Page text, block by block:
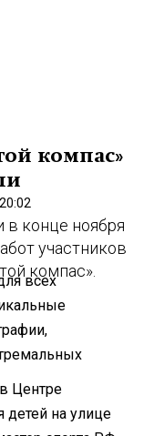
компас»
в конце ноября
участников
компас».
всех
Центре
детей на улице